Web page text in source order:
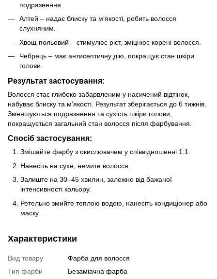
подразнення.
Алтей – надає блиску та м’якості, робить волосся
слухняним.
Хвощ польовий – стимулює ріст, зміцнює корені волосся.
Чебрець – має антисептичну дію, покращує стан шкіри
голови.
Результат застосування:
Волосся стає глибоко забарвленим у насичений відтінок,
набуває блиску та м’якості. Результат зберігається до 6 тижнів.
Зменшуються подразнення та сухість шкіри голови,
покращується загальний стан волосся після фарбування.
Спосіб застосування:
Змішайте фарбу з окислювачем у співвідношенні 1:1.
Нанесіть на сухе, немите волосся.
Залиште на 30–45 хвилин, залежно від бажаної
інтенсивності кольору.
Ретельно змийте теплою водою, нанесіть кондиціонер або
маску.
Характеристики
Вид товару
Фарба для волосся
Тип фарби
Безаміачна фарба